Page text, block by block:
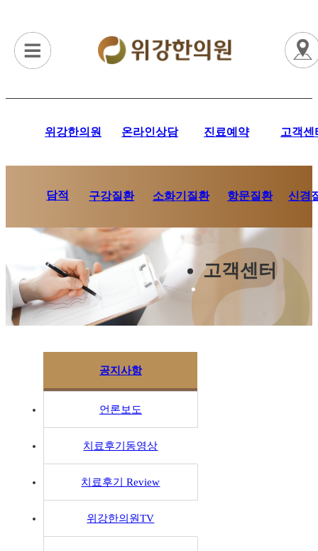
위강한의원 온라인상담 진료예약 고객센
담적 구강질환 소화기질환 항문질환 신경
고객센터
공지사항
언론보도
치료후기동영상
치료후기 Review
위강한의원TV